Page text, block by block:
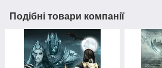
Подібні товари компанії